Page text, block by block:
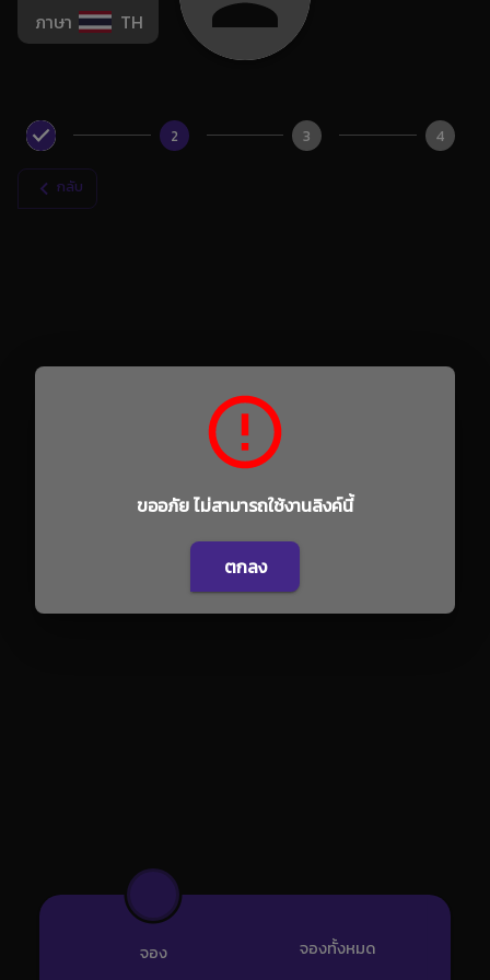
ภาษา TH
2 3 4
กลับ
จอง จองทั้งหมด
ขออภัย ไม่สามารถใช้งานลิงค์นี้
ตกลง